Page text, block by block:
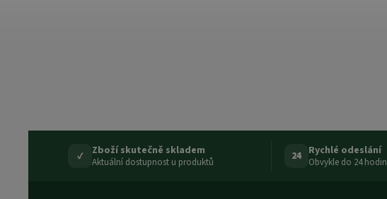
✓ Zboží skutečně skladem
Aktuální dostupnost u produktů 24 Rychlé odeslání
Obvykle do 24 hodin